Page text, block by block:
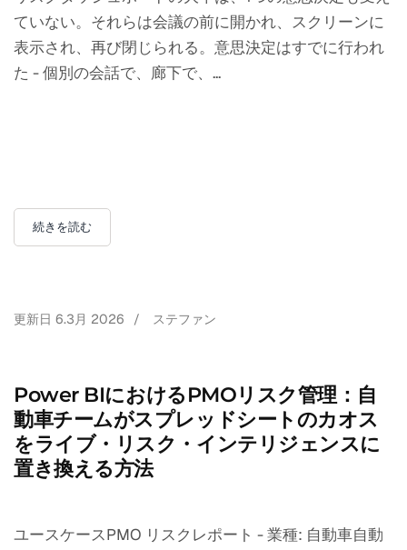
ていない。それらは会議の前に開かれ、スクリーンに
表示され、再び閉じられる。意思決定はすでに行われ
た - 個別の会話で、廊下で、...
続きを読む
更新日 6.3月 2026 / ステファン
Power BIにおけるPMOリスク管理：自
動車チームがスプレッドシートのカオス
をライブ・リスク・インテリジェンスに
置き換える方法
ユースケースPMO リスクレポート - 業種: 自動車自動